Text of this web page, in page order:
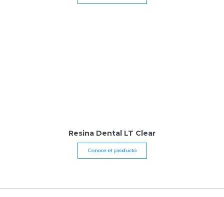
Resina Dental LT Clear
Conoce el producto